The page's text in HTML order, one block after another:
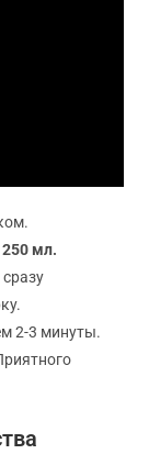
250 мл.
сразу
2-3 минуты.